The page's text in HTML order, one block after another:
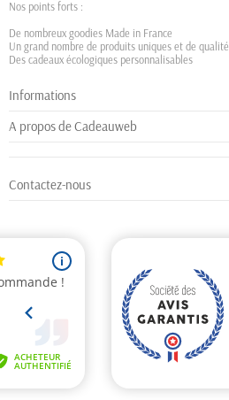
Nos points forts :
De nombreux goodies Made in France
Un grand nombre de produits uniques et de qualité
Des cadeaux écologiques personnalisables
Informations
A propos de Cadeauweb
Contactez-nous